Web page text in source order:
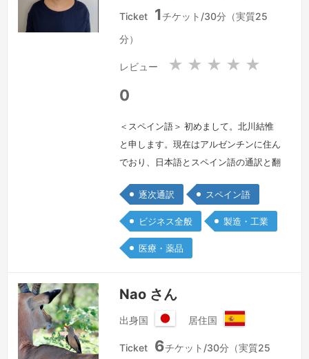
本
ル
チ
国
Ticket 1チケット/30分（実質25
分）
レビュー ★ ★ ★ ★ ★
0
＜スペイン語＞ 初めまして。北川結惟
と申します。現在はアルゼンチンに住ん
でおり、日本語とスペイン語の通訳と翻
西外国語大学のスペイン語学科を卒業
後、メキシコにある日系自動車会社で日
本語とスペイン語の通訳担当として働い
ていました。主に工場内などで、現地の
ーションの通訳業務を行っていました。
本人移…
続きを見る »
逐次通訳 スペイン語
ビジネス全般 製造・工業
医療・薬品
Nao さん
出身国
本
居住国
ペ
Ticket 6チケット/30分（実質25